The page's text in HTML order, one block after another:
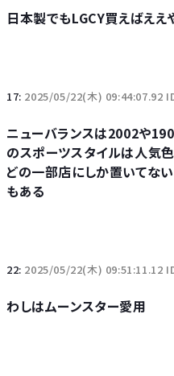
日本製でもLGCY買えばええ
17: 2025/05/22(木) 09:44:07.92
ニューバランスは2002や
のスポーツスタイルは人気
どの一部店にしか置いてな
もある
22: 2025/05/22(木) 09:51:11.12
わしはムーンスター愛用